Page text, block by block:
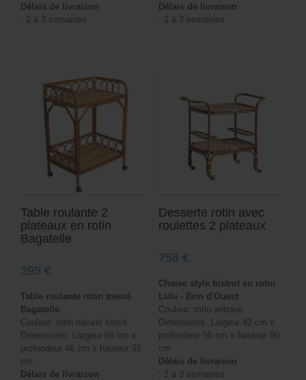
Délais de livraison
: 2 à 3 semaines
Délais de livraison
: 2 à 3 semaines
Table roulante 2
plateaux en rotin
Bagatelle
395 €
Table roulante rotin tressé
Bagatelle
Couleur: rotin naturel foncé
Dimensions: Largeur 66 cm x
profondeur 46 cm x hauteur 91
cm
Délais de livraison
Desserte rotin avec
roulettes 2 plateaux
758 €
Chaise style bistrot en rotin
Lulu - Brin d'Ouest
Couleur: rotin antique
Dimensions: Largeur 42 cm x
profondeur 55 cm x hauteur 90
cm
Délais de livraison
: 2 à 3 semaines